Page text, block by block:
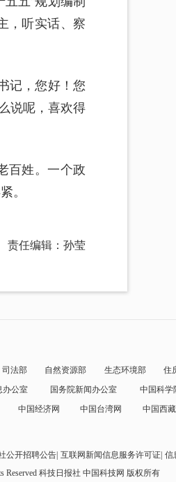
，听实话、察
记，您好！您
说呢，喜欢得
百姓。一个政
。
责任编辑：孙莹
司法部 自然资源部 生态环境部 住
办公室 国务院新闻办公室 中国科学
中国经济网 中国台湾网 中国西
公开招聘公告 互联网新闻信息服务许可证 信
Reserved 科技日报社 中国科技网 版权所有